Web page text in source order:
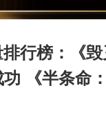
行榜：《毁
功 《半条命